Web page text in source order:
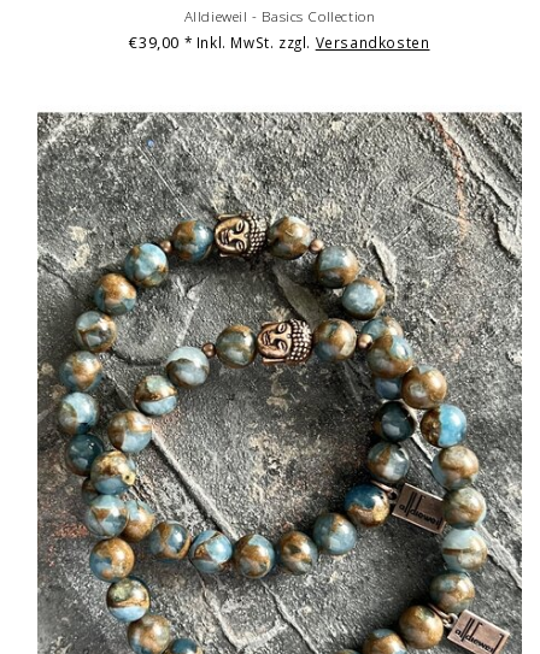
Alldieweil - Basics Collection
€39,00 * Inkl. MwSt. zzgl. Versandkosten